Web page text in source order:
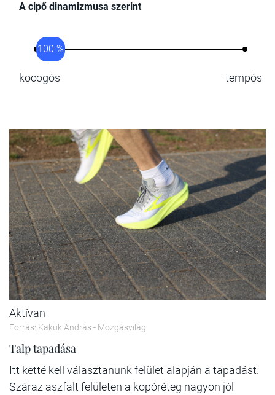
A cipő dinamizmusa szerint
100 %
kocogós tempós
Aktívan
Forrás: Kakuk András - Mozgásvilág
Talp tapadása
Itt ketté kell választanunk felület alapján a tapadást.
Száraz aszfalt felületen a kopóréteg nagyon jól